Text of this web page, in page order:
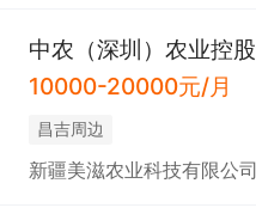
10000-20000元/月
昌吉周边
新疆美滋农业科技有限公司